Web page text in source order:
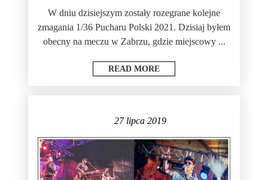
W dniu dzisiejszym zostały rozegrane kolejne
zmagania 1/36 Pucharu Polski 2021. Dzisiaj byłem
obecny na meczu w Zabrzu, gdzie miejscowy ...
READ MORE
27 lipca 2019